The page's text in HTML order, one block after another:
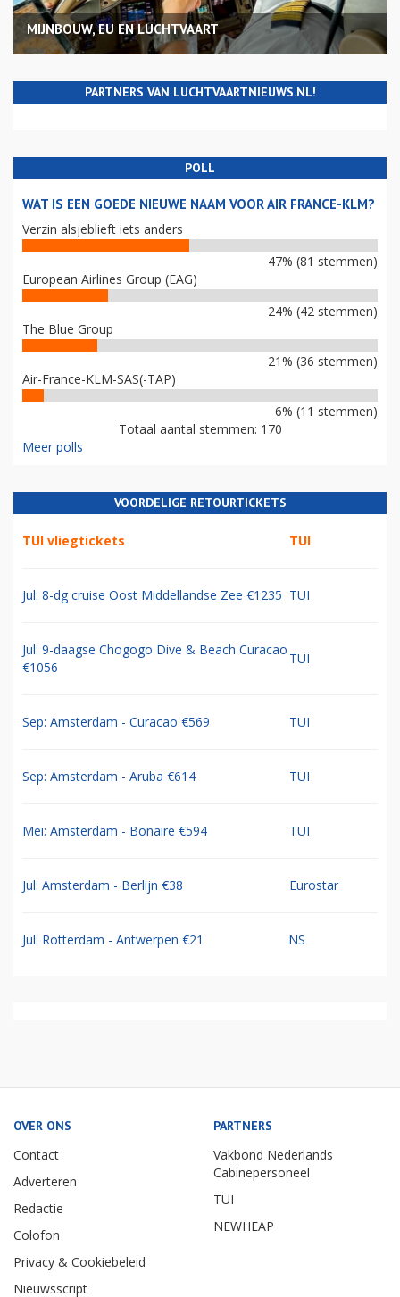
MIJNBOUW, EU EN LUCHTVAART
PARTNERS VAN LUCHTVAARTNIEUWS.NL!
POLL
WAT IS EEN GOEDE NIEUWE NAAM VOOR AIR FRANCE-KLM?
Verzin alsjeblieft iets anders
47% (81 stemmen)
European Airlines Group (EAG)
24% (42 stemmen)
The Blue Group
21% (36 stemmen)
Air-France-KLM-SAS(-TAP)
6% (11 stemmen)
Totaal aantal stemmen: 170
Meer polls
VOORDELIGE RETOURTICKETS
TUI vliegtickets TUI
Jul: 8-dg cruise Oost Middellandse Zee €1235 TUI
Jul: 9-daagse Chogogo Dive & Beach Curacao
€1056
TUI
Sep: Amsterdam - Curacao €569 TUI
Sep: Amsterdam - Aruba €614 TUI
Mei: Amsterdam - Bonaire €594 TUI
Jul: Amsterdam - Berlijn €38 Eurostar
Jul: Rotterdam - Antwerpen €21 NS
OVER ONS
Contact
Adverteren
Redactie
Colofon
Privacy & Cookiebeleid
Nieuwsscript
PARTNERS
Vakbond Nederlands
Cabinepersoneel
TUI
NEWHEAP